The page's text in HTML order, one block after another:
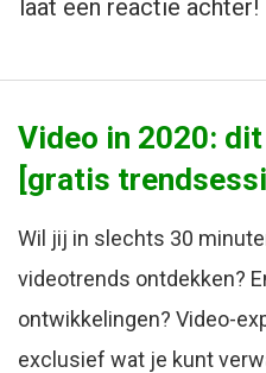
laat een reactie achter!
Video in 2020:
[gratis
Wil jij in slechts 30
videotrends ontdekken?
ontwikkelingen? Video-
exclusief wat je kunt